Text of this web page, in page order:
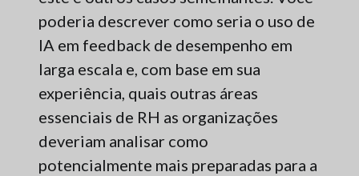
poderia descrever como seria o uso de
IA em feedback de desempenho em
larga escala e, com base em sua
experiência, quais outras áreas
essenciais de RH as organizações
deveriam analisar como
potencialmente mais preparadas para a